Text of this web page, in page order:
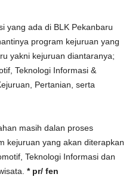
yang ada di BLK Pekanbaru
program kejuruan yang
yakni kejuruan diantaranya;
Teknologi Informasi &
Pertanian, serta
masih dalan proses
kejuruan yang akan diterapkan
Teknologi Informasi dan
* pr/ fen